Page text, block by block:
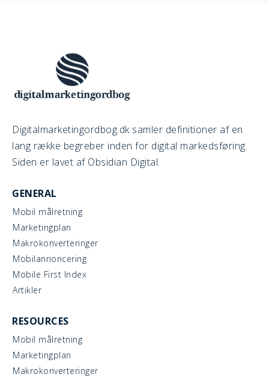
Digitalmarketingordbog.dk samler definitioner af en
lang række begreber inden for digital markedsføring.
Siden er lavet af Obsidian Digital.
GENERAL
Mobil målretning
Marketingplan
Makrokonverteringer
Mobilannoncering
Mobile First Index
Artikler
RESOURCES
Mobil målretning
Marketingplan
Makrokonverteringer